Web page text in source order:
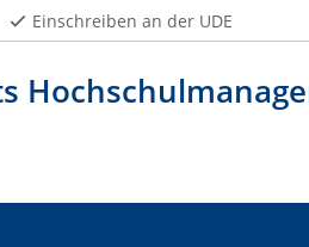
Einschreiben an der UDE